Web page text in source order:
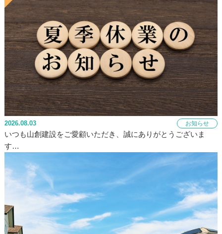
2026.08.03 お知らせ
いつも山創建設をご愛顧いただき、誠にありがとうございま
す…